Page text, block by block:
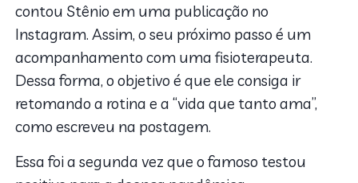
contou Stênio em uma publicação no
Instagram. Assim, o seu próximo passo é um
acompanhamento com uma fisioterapeuta.
Dessa forma, o objetivo é que ele consiga ir
retomando a rotina e a “vida que tanto ama”,
como escreveu na postagem.
Essa foi a segunda vez que o famoso testou